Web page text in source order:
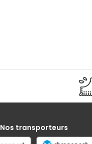
Nos transporteurs